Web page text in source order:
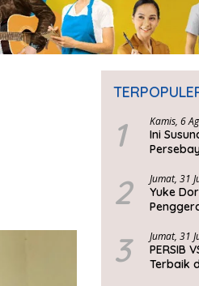
1 Kamis, 6
Ini
2 Jumat, 31
Yuke
3 Jumat, 31
PERSIB
Terbaik